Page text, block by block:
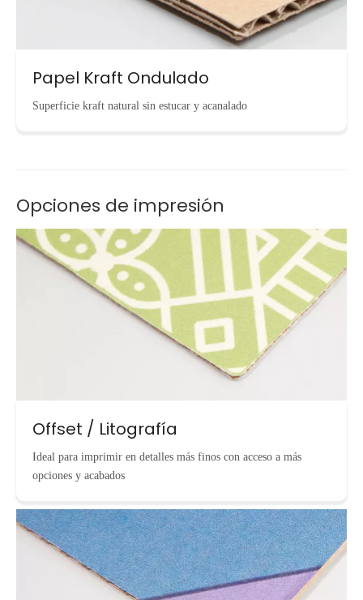
Papel Kraft Ondulado
Superficie kraft natural sin estucar y acanalado
Opciones de impresión
Offset / Litografía
Ideal para imprimir en detalles más finos con acceso a más
opciones y acabados